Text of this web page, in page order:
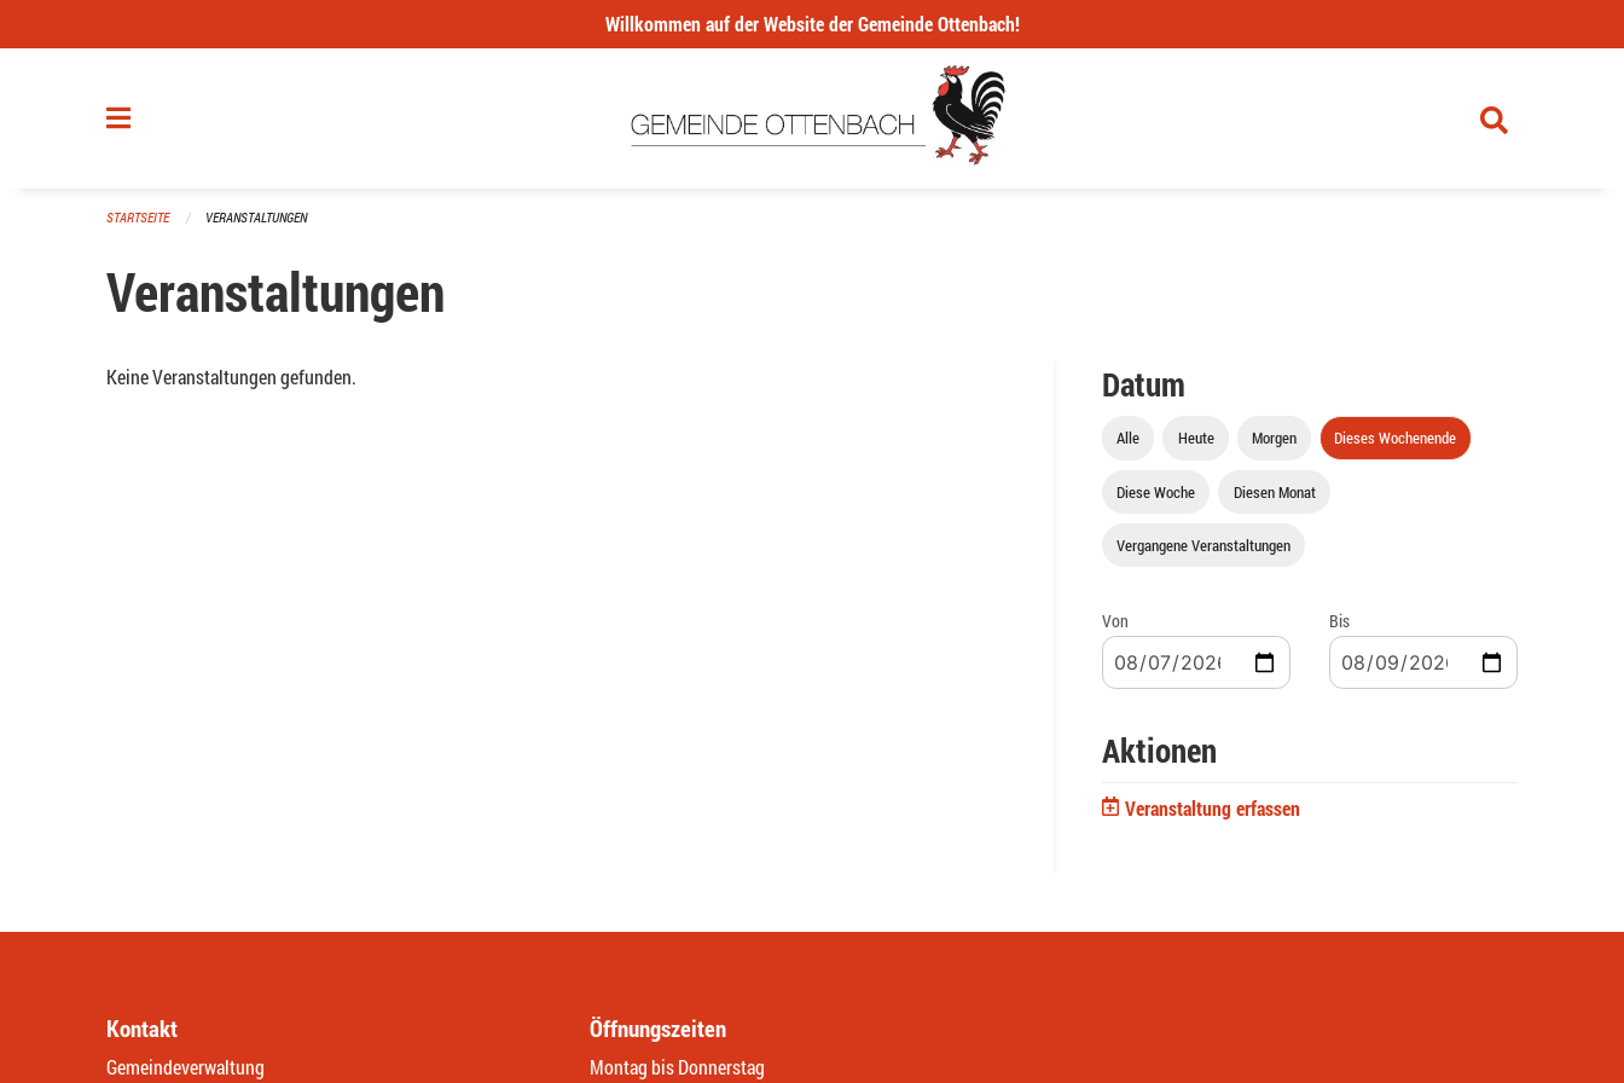
Willkommen auf der Website der Gemeinde Ottenbach!
STARTSEITE VERANSTALTUNGEN
Veranstaltungen
Keine Veranstaltungen gefunden. Datum
Alle Heute Morgen Dieses Wochenende
Diese Woche Diesen Monat
Vergangene Veranstaltungen
Von Bis
Aktionen
Veranstaltung erfassen
Kontakt
Gemeindeverwaltung
Öffnungszeiten
Montag bis Donnerstag